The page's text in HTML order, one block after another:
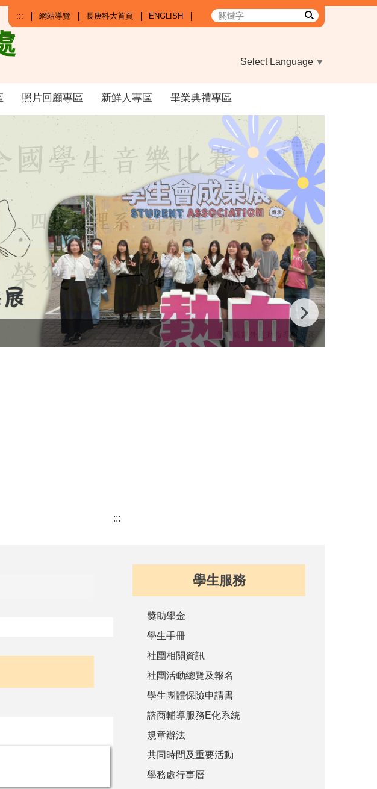
::: 網站導覽 長庚科大首頁 ENGLISH
Select Language ▼
照片回顧專區 新鮮人專區 畢業典禮專區
:::
學生服務
獎助學金
學生手冊
社團相關資訊
社團活動總覽及報名
學生團體保險申請書
諮商輔導服務E化系統
規章辦法
共同時間及重要活動
學務處行事曆